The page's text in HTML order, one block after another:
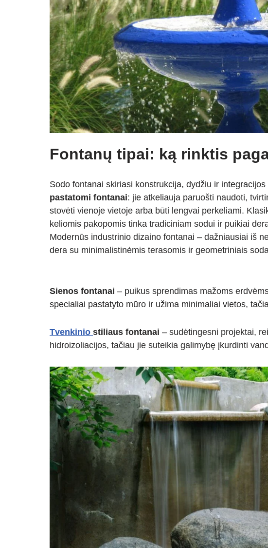
Fontanų tipai: ką rinktis
Sodo fontanai skiriasi konstrukcija, dydžiu ir
pastatomi fontanai: jie atkeliauja paruošti naudoti,
stovėti vienoje vietoje arba būti lengvai perkeliami.
keliomis pakopomis tinka tradiciniam sodui ir puikiai
Modernūs industrinio dizaino fontanai – dažniausiai iš
dera su minimalistinėmis terasomis ir geometriniais
Sienos fontanai – puikus sprendimas mažoms
specialiai pastatyto mūro ir užima minimaliai vietos,
Tvenkinio stiliaus fontanai – sudėtingesni projektai,
hidroizoliacijos, tačiau jie suteikia galimybę įkurdinti